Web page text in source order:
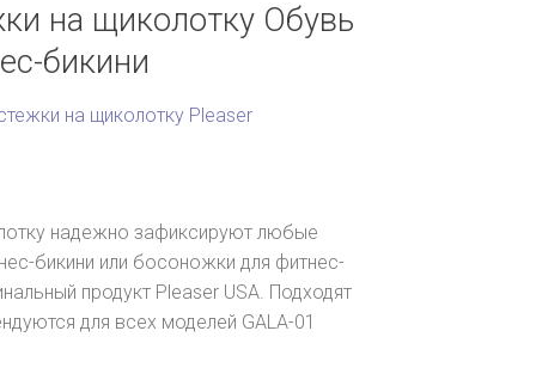
на щиколотку Обувь
бикини
на щиколотку Pleaser
надежно зафиксируют любые
бикини или босоножки для фитнес-
продукт Pleaser USA. Подходят
для всех моделей GALA-01